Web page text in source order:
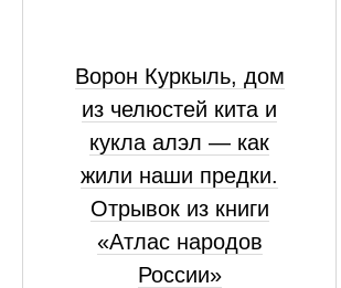
Ворон Куркыль, дом
из челюстей кита и
кукла алэл — как
жили наши предки.
Отрывок из книги
«Атлас народов
России»